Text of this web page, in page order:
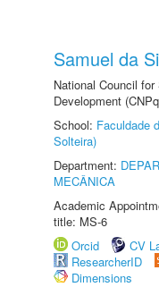
Samuel da
National Council
Development
School: Faculdade
Solteira)
Department:
MECÂNICA
Academic
title: MS-6
Orcid
CV
ResearcherID
Dimensions